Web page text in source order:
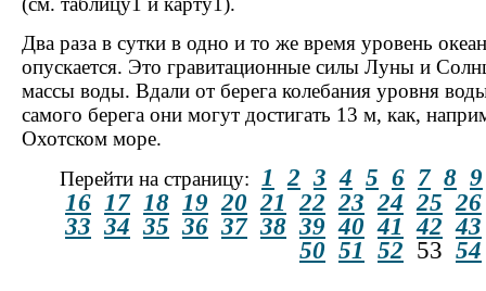
Два раза в сутки в одно и то же время уровень
опускается. Это гравитационные силы Луны и
массы воды. Вдали от берега колебания уровня
самого берега они могут достигать 13 м, как,
Охотском море.
Перейти на страницу: 1 2 3 4 5 6 7 8 9
16 17 18 19 20 21 22 23 24 25 26
33 34 35 36 37 38 39 40 41 42 43
50 51 52 53 54